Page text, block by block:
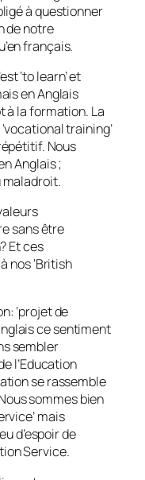
à questionner
de notre
français.
‘to learn’ et
en Anglais
à la formation. La
training’
Nous
Anglais ;
maladroit.
sans être
Et ces
nos ‘British
‘projet de
ce sentiment
sembler
l’Education
se rassemble
sommes bien
mais
d’espoir de
Service.